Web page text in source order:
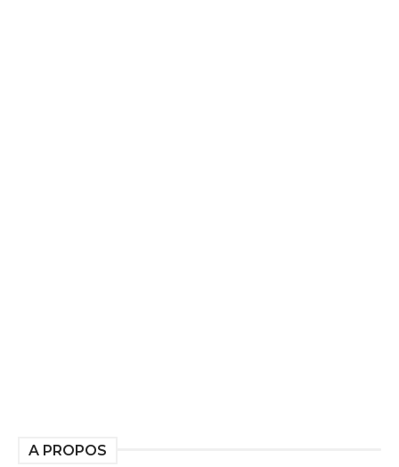
A PROPOS